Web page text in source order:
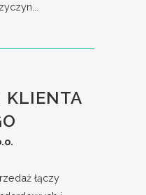
KLIENTA
łączy